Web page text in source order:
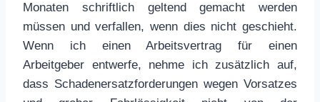
Monaten schriftlich geltend gemacht werden
müssen und verfallen, wenn dies nicht geschieht.
Wenn ich einen Arbeitsvertrag für einen
Arbeitgeber entwerfe, nehme ich zusätzlich auf,
dass Schadenersatzforderungen wegen Vorsatzes